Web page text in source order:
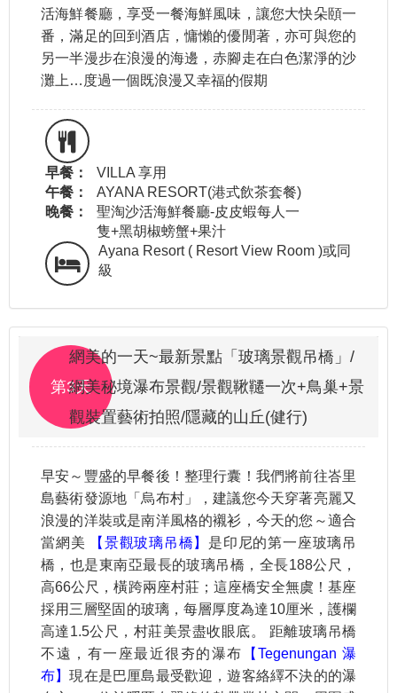
活海鮮餐廳，享受一餐海鮮風味，讓您大快朵頤一
番，滿足的回到酒店，慵懶的優閒著，亦可與您的
另一半漫步在浪漫的海邊，赤腳走在白色潔淨的沙
灘上…度過一個既浪漫又幸福的假期
早餐：
VILLA 享用
午餐：
AYANA RESORT(港式飲茶套餐)
晚餐：
聖淘沙活海鮮餐廳-皮皮蝦每人一
隻+黑胡椒螃蟹+果汁
Ayana Resort ( Resort View Room )或同
級
第3天
網美的一天~最新景點「玻璃景觀吊橋」/
網美秘境瀑布景觀/景觀鞦韆一次+鳥巢+景
觀裝置藝術拍照/隱藏的山丘(健行)
早安～豐盛的早餐後！整理行囊！我們將前往峇里
島藝術發源地「烏布村」，建議您今天穿著亮麗又
浪漫的洋裝或是南洋風格的襯衫，今天的您～適合
當網美
【景觀玻璃吊橋】 是印尼的第一座玻璃吊
橋，也是東南亞最長的玻璃吊橋，全長188公尺，
高66公尺，橫跨兩座村莊；這座橋安全無虞！基座
採用三層堅固的玻璃，每層厚度為達10厘米，護欄
高達1.5公尺，村莊美景盡收眼底。 距離玻璃吊橋
不遠，有一座最近很夯的瀑布
【Tegenungan 瀑
布】現在是巴厘島最受歡迎，遊客絡繹不決的的瀑